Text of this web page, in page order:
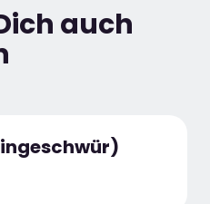
auch